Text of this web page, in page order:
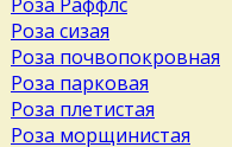
Роза сизая
Роза почвопокровная
Роза парковая
Роза плетистая
Роза морщинистая